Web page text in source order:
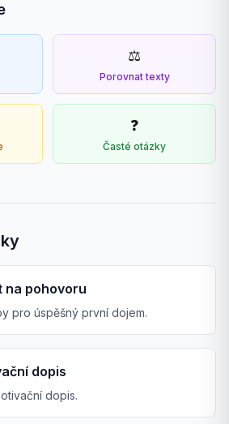
⚖️
Porovnat texty
❓
Časté otázky
na pohovoru
pro úspěšný první dojem.
dopis
dopis.